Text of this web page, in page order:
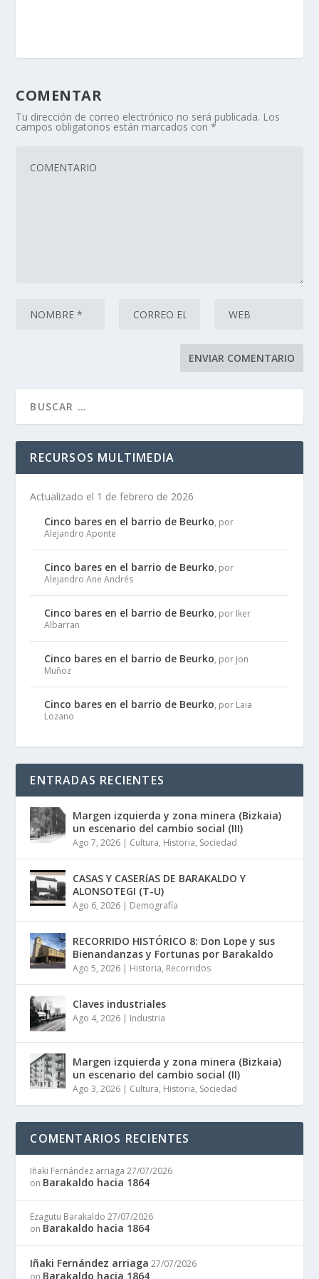
COMENTAR
Tu dirección de correo electrónico no será publicada. Los
campos obligatorios están marcados con*
RECURSOS MULTIMEDIA
Actualizado el 1 de febrero de 2026
Cinco bares en el barrio de Beurko, por
Alejandro Aponte
Cinco bares en el barrio de Beurko, por
Alejandro Ane Andrés
Cinco bares en el barrio de Beurko, por Iker
Albarran
Cinco bares en el barrio de Beurko, por Jon
Muñoz
Cinco bares en el barrio de Beurko, por Laia
Lozano
ENTRADAS RECIENTES
Margen izquierda y zona minera (Bizkaia)
un escenario del cambio social (III)
Ago 7, 2026 | Cultura, Historia, Sociedad
CASAS Y CASERíAS DE BARAKALDO Y
ALONSOTEGI (T-U)
Ago 6, 2026 | Demografía
RECORRIDO HISTÓRICO 8: Don Lope y sus
Bienandanzas y Fortunas por Barakaldo
Ago 5, 2026 | Historia, Recorridos
Claves industriales
Ago 4, 2026 | Industria
Margen izquierda y zona minera (Bizkaia)
un escenario del cambio social (II)
Ago 3, 2026 | Cultura, Historia, Sociedad
COMENTARIOS RECIENTES
Iñaki Fernández arriaga 27/07/2026
on Barakaldo hacia 1864
Ezagutu Barakaldo 27/07/2026
on Barakaldo hacia 1864
Iñaki Fernández arriaga 27/07/2026
on Barakaldo hacia 1864